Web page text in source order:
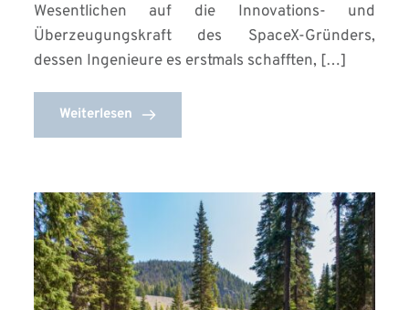
Wesentlichen auf die Innovations- und
Überzeugungskraft des SpaceX-Gründers,
dessen Ingenieure es erstmals schafften, […]
Weiterlesen